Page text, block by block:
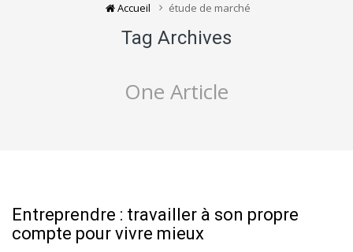
Accueil étude de marché
Tag Archives
One Article
Entreprendre : travailler à son propre
compte pour vivre mieux